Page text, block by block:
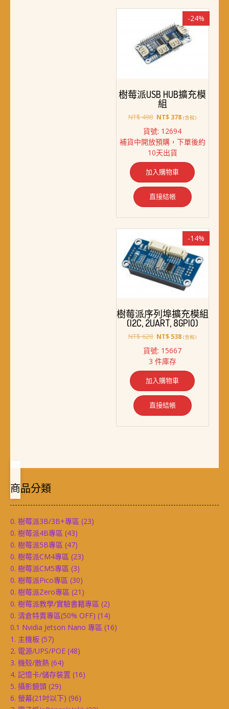
-24%
樹莓派USB HUB擴充模
組
NT$498 原
價
格：
NT$ 498。
NT$ 378目
價
格：
(含稅)
貨號: 12694
補貨中開放預購，下單後約
10天出貨
加入購物車
直接結帳
-14%
樹莓派序列埠擴充模組
(I2C, 2UART, 8GPIO)
NT$628 原
價
格：
NT$ 628。
NT$ 538目
NT$ 538。
(含稅)
貨號: 15667
3 件庫存
加入購物車
直接結帳
商品分類
0. 樹莓派3B/3B+專區 (23)
0. 樹莓派4B專區 (43)
0. 樹莓派5B專區 (47)
0. 樹莓派CM4專區 (23)
0. 樹莓派CM5專區 (3)
0. 樹莓派Pico專區 (30)
0. 樹莓派Zero專區 (21)
0. 樹莓派教學/實驗書籍專區 (2)
0. 清倉特賣專區(50% OFF) (14)
0.1 Nvidia Jetson Nano 專區 (16)
1. 主機板 (57)
2. 電源/UPS/POE (48)
3. 機殼/散熱 (64)
4. 記憶卡/儲存裝置 (16)
5. 攝影鏡頭 (29)
6. 螢幕(21吋以下) (96)